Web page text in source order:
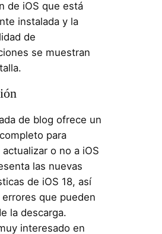
de iOS que está
instalada y la
de
se muestran
de blog ofrece un
para
o no a iOS
las nuevas
de iOS 18, así
que pueden
la descarga.
interesado en